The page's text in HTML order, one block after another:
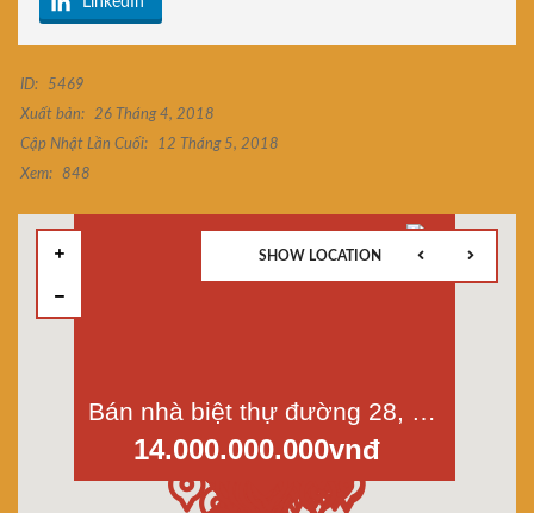
ID:
5469
Xuất bản:
26 Tháng 4, 2018
Cập Nhật Lần Cuối:
12 Tháng 5, 2018
Xem:
848
Bán nhà biệt thự đường 28, Bình Phú 1, P.11, Quận 6, diện tích 8x18m
14.000.000.000vnđ
SHOW LOCATION